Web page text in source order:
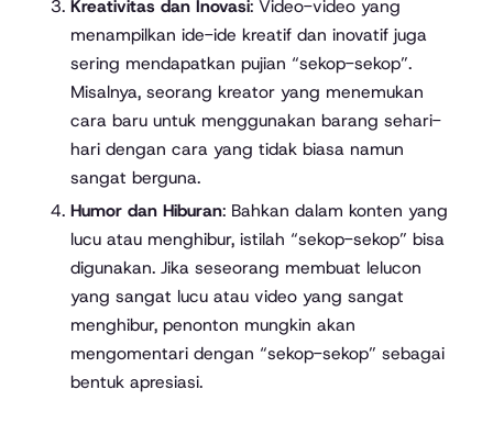
Kreativitas dan Inovasi: Video-video yang
menampilkan ide-ide kreatif dan inovatif juga
sering mendapatkan pujian “sekop-sekop”.
Misalnya, seorang kreator yang menemukan
cara baru untuk menggunakan barang sehari-
hari dengan cara yang tidak biasa namun
sangat berguna.
Humor dan Hiburan: Bahkan dalam konten yang
lucu atau menghibur, istilah “sekop-sekop” bisa
digunakan. Jika seseorang membuat lelucon
yang sangat lucu atau video yang sangat
menghibur, penonton mungkin akan
mengomentari dengan “sekop-sekop” sebagai
bentuk apresiasi.